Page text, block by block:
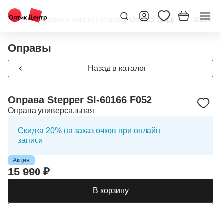
Главная/Интернет-магазин Оправы/ Оправа Stepper SI-60166
Оправы
Назад в каталог
Оправа Stepper SI-60166 F052
Оправа универсальная
Скидка 20% на заказ очков при онлайн
записи
Акция
15 990 ₽
В корзину